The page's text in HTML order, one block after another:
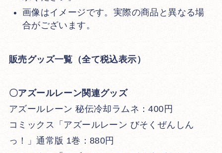
画像はイメージです。実際の商品と異なる場
合がございます。
販売グッズ一覧（全て税込表示）
〇アズールレーン関連グッズ
アズールレーン 秘伝冷却ラムネ：400円
コミックス「アズールレーン びそくぜんしん
っ！」通常版 1巻：880円